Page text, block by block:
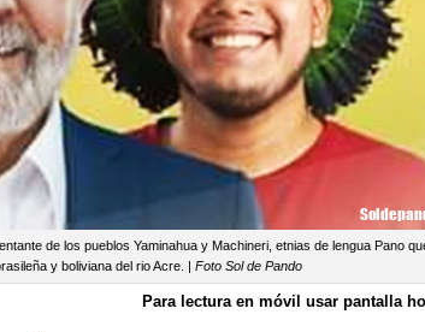
de los pueblos Yaminahua y Machineri, etnias de lengua Pano
y boliviana del rio Acre. | Foto Sol de Pando
Para lectura en móvil usar pantalla